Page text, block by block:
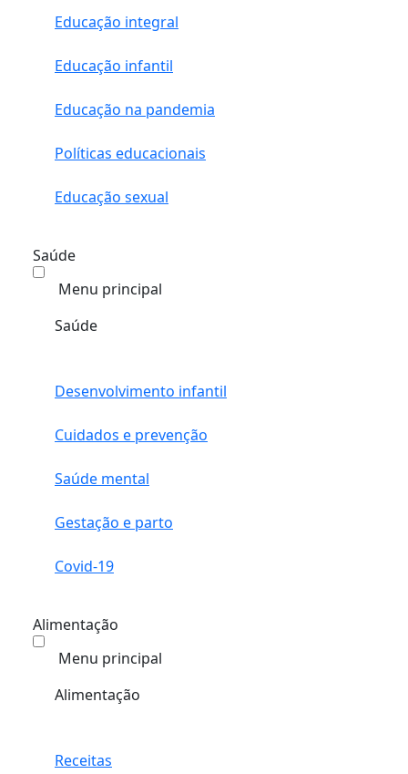
Educação integral
Educação infantil
Educação na pandemia
Políticas educacionais
Educação sexual
Saúde
Menu principal
Saúde
Desenvolvimento infantil
Cuidados e prevenção
Saúde mental
Gestação e parto
Covid-19
Alimentação
Menu principal
Alimentação
Receitas